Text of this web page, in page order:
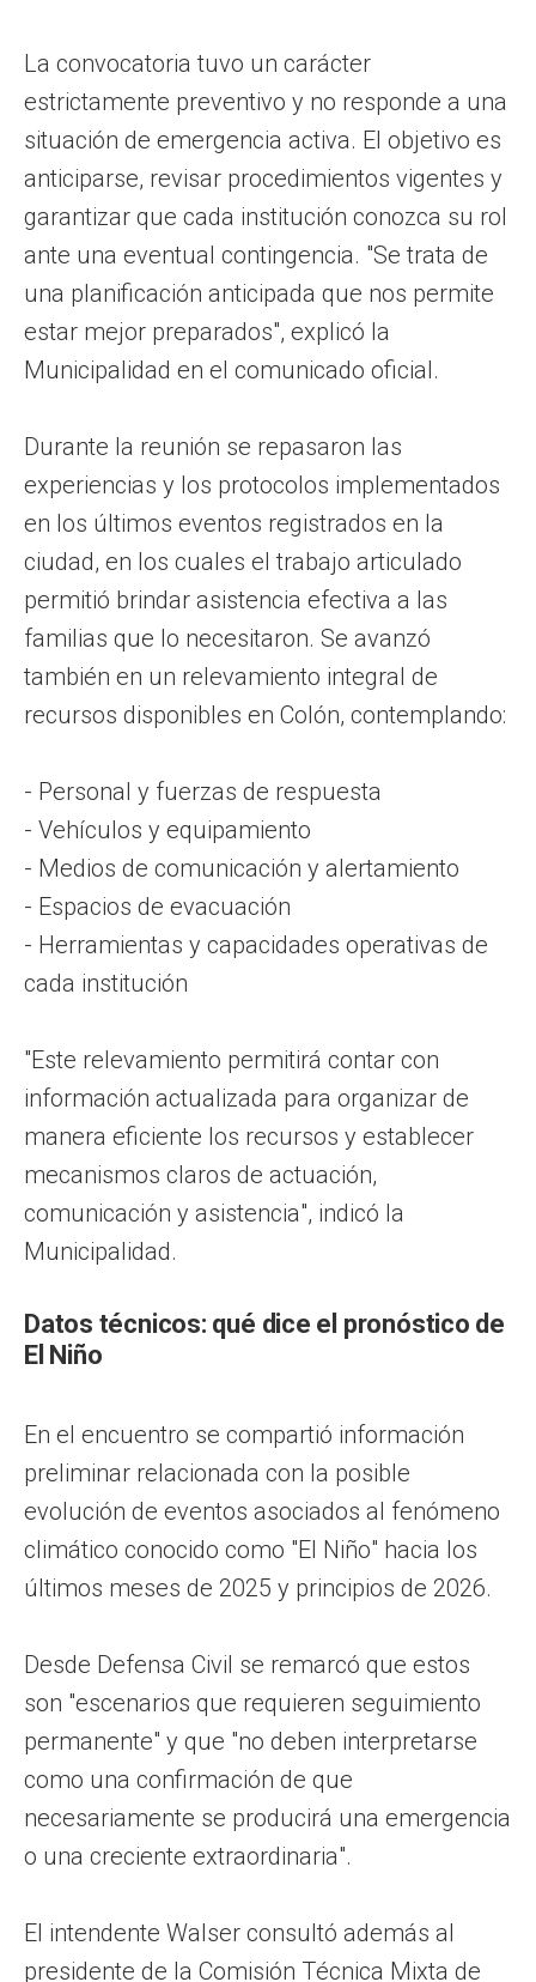
La convocatoria tuvo un carácter
estrictamente preventivo y no responde a una
situación de emergencia activa. El objetivo es
anticiparse, revisar procedimientos vigentes y
garantizar que cada institución conozca su rol
ante una eventual contingencia. "Se trata de
una planificación anticipada que nos permite
estar mejor preparados", explicó la
Municipalidad en el comunicado oficial.
Durante la reunión se repasaron las
experiencias y los protocolos implementados
en los últimos eventos registrados en la
ciudad, en los cuales el trabajo articulado
permitió brindar asistencia efectiva a las
familias que lo necesitaron. Se avanzó
también en un relevamiento integral de
recursos disponibles en Colón, contemplando:
- Personal y fuerzas de respuesta
- Vehículos y equipamiento
- Medios de comunicación y alertamiento
- Espacios de evacuación
- Herramientas y capacidades operativas de
cada institución
"Este relevamiento permitirá contar con
información actualizada para organizar de
manera eficiente los recursos y establecer
mecanismos claros de actuación,
comunicación y asistencia", indicó la
Municipalidad.
Datos técnicos: qué dice el pronóstico de
El Niño
En el encuentro se compartió información
preliminar relacionada con la posible
evolución de eventos asociados al fenómeno
climático conocido como "El Niño" hacia los
últimos meses de 2025 y principios de 2026.
Desde Defensa Civil se remarcó que estos
son "escenarios que requieren seguimiento
permanente" y que "no deben interpretarse
como una confirmación de que
necesariamente se producirá una emergencia
o una creciente extraordinaria".
El intendente Walser consultó además al
presidente de la Comisión Técnica Mixta de